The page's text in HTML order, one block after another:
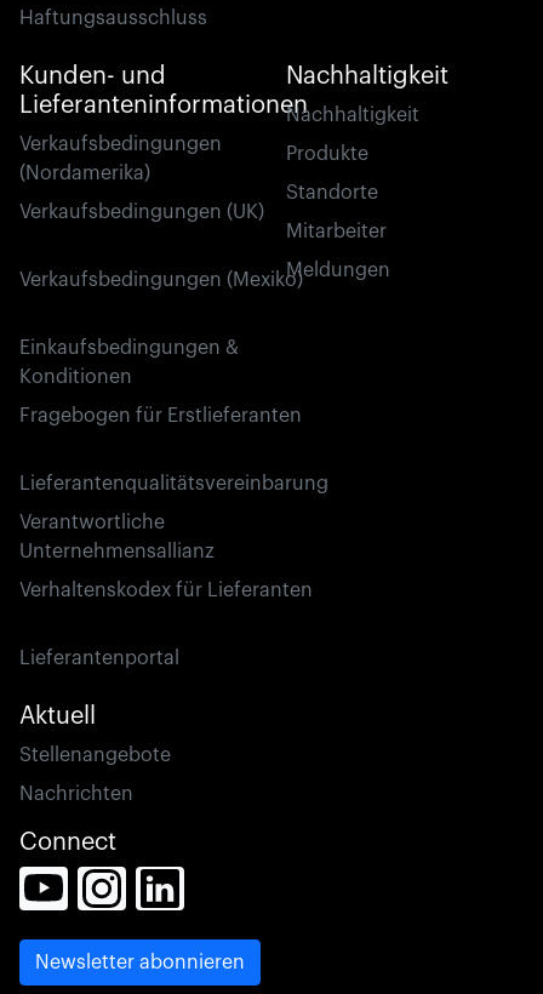
Haftungsausschluss
Kunden- und
Lieferanteninformationen
Verkaufsbedingungen
(Nordamerika)
Verkaufsbedingungen (UK)
Verkaufsbedingungen (Mexiko)
Einkaufsbedingungen &
Konditionen
Fragebogen für Erstlieferanten
Lieferantenqualitätsvereinbarung
Verantwortliche
Unternehmensallianz
Verhaltenskodex für Lieferanten
Lieferantenportal
Nachhaltigkeit
Nachhaltigkeit
Produkte
Standorte
Mitarbeiter
Meldungen
Aktuell
Stellenangebote
Nachrichten
Connect